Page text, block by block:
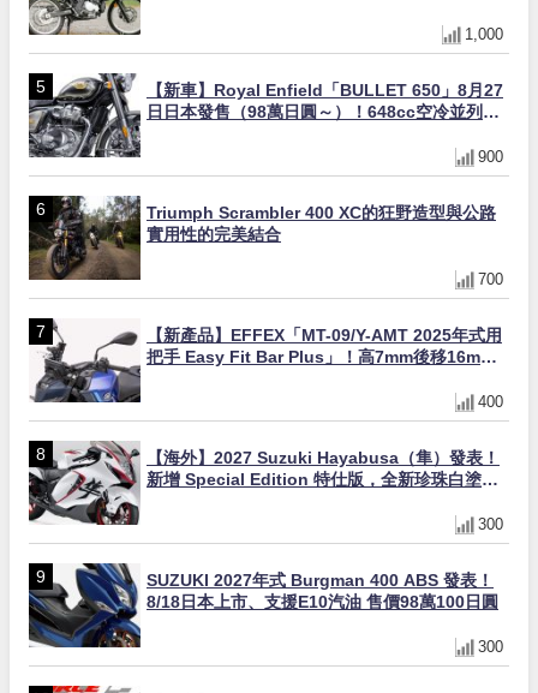
1,000
【新車】Royal Enfield「BULLET 650」8月27
日日本發售（98萬日圓～）！648cc空冷並列雙
900
Triumph Scrambler 400 XC的狂野造型與公路
實用性的完美結合
700
【新產品】EFFEX「MT-09/Y-AMT 2025年式用
把手 Easy Fit Bar Plus」！高7mm後移16mm
400
【海外】2027 Suzuki Hayabusa（隼）發表！
新增 Special Edition 特仕版，全新珍珠白塗裝
300
SUZUKI 2027年式 Burgman 400 ABS 發表！
8/18日本上市、支援E10汽油 售價98萬100日圓
300